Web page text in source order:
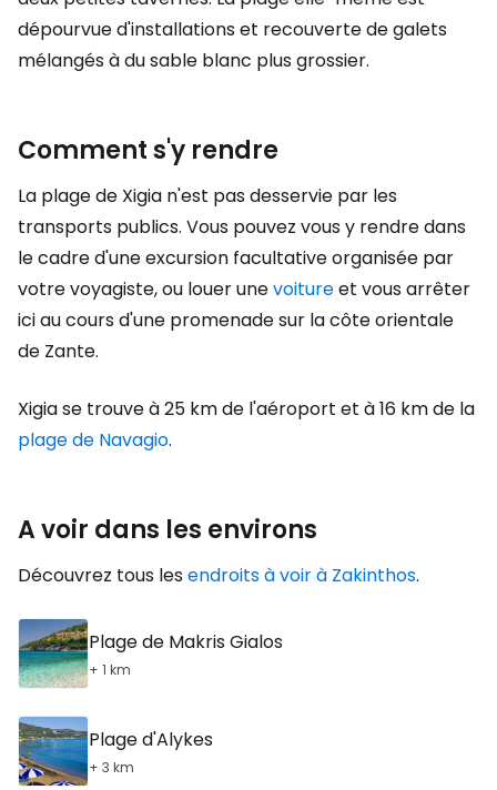
dépourvue d'installations et recouverte de galets
mélangés à du sable blanc plus grossier.
Comment s'y rendre
La plage de Xigia n'est pas desservie par les
transports publics. Vous pouvez vous y rendre dans
le cadre d'une excursion facultative organisée par
votre voyagiste, ou louer unevoitureet vous arrêter
ici au cours d'une promenade sur la côte orientale
de Zante.
Xigia se trouve à 25 km de l'aéroport et à 16 km de la
plage de Navagio.
A voir dans les environs
Découvrez tous lesendroits à voir à Zakinthos.
Plage de Makris Gialos
+ 1 km
Plage d'Alykes
+ 3 km